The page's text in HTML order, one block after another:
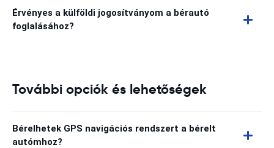
Érvényes a külföldi jogosítványom a bérautó
foglalásához?
További opciók és lehetőségek
Bérelhetek GPS navigációs rendszert a bérelt
autómhoz?